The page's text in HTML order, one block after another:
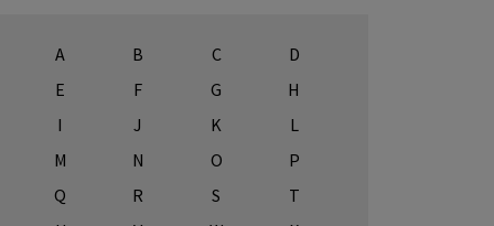
A B C
D
E
F G
H
I
J K
L
M
N O
P
Q
R S
T